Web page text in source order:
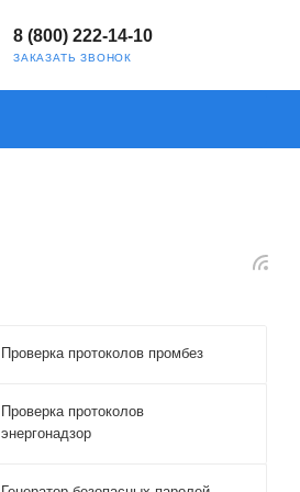
8 (800) 222-14-10
ЗАКАЗАТЬ ЗВОНОК
Проверка протоколов промбез
Проверка протоколов
энергонадзор